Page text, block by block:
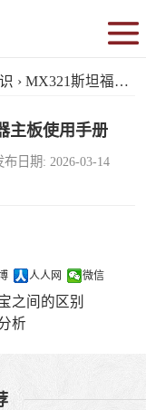
› MX321斯坦福发电机电压调整器主板使用手册
主板使用手册
布日期: 2026-03-14
人人网 微信
之间的区别
析